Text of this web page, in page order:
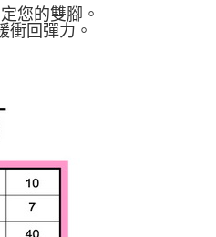
您的雙腳。
回彈力。